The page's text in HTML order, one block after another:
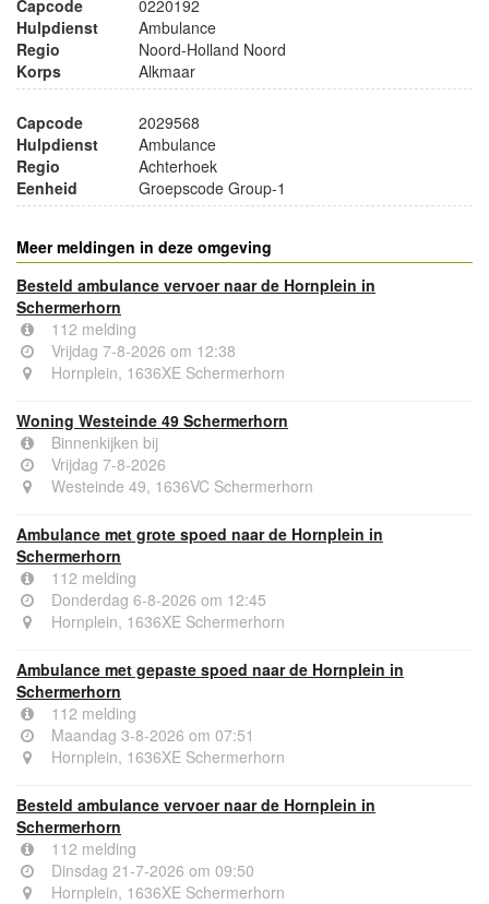
Capcode
0220192
Hulpdienst
Ambulance
Regio
Noord-Holland Noord
Korps
Alkmaar
Capcode
2029568
Hulpdienst
Ambulance
Regio
Achterhoek
Eenheid
Groepscode Group-1
Meer meldingen in deze omgeving
Besteld ambulance vervoer naar de Hornplein in
Schermerhorn
112 melding
Vrijdag 7-8-2026 om 12:38
Hornplein, 1636XE Schermerhorn
Woning Westeinde 49 Schermerhorn
Binnenkijken bij
Vrijdag 7-8-2026
Westeinde 49, 1636VC Schermerhorn
Ambulance met grote spoed naar de Hornplein in
Schermerhorn
112 melding
Donderdag 6-8-2026 om 12:45
Hornplein, 1636XE Schermerhorn
Ambulance met gepaste spoed naar de Hornplein in
Schermerhorn
112 melding
Maandag 3-8-2026 om 07:51
Hornplein, 1636XE Schermerhorn
Besteld ambulance vervoer naar de Hornplein in
Schermerhorn
112 melding
Dinsdag 21-7-2026 om 09:50
Hornplein, 1636XE Schermerhorn